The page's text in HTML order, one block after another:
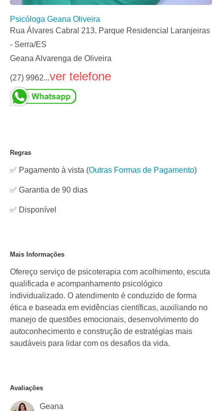
Psicóloga Geana Oliveira
Rua Álvares Cabral 213. Parque Residencial Laranjeiras
- Serra/ES
Geana Alvarenga de Oliveira
(27) 9962...ver telefone
Regras
✅ Pagamento à vista (Outras Formas de Pagamento)
✅ Garantia de 90 dias
✅ Disponível
Mais Informações
Ofereço serviço de psicoterapia com acolhimento, escuta
qualificada e acompanhamento psicológico
individualizado. O atendimento é conduzido de forma
ética e baseada em evidências científicas, auxiliando no
manejo de questões emocionais, desenvolvimento do
autoconhecimento e construção de estratégias mais
saudáveis para lidar com os desafios da vida.
Avaliações
Geana